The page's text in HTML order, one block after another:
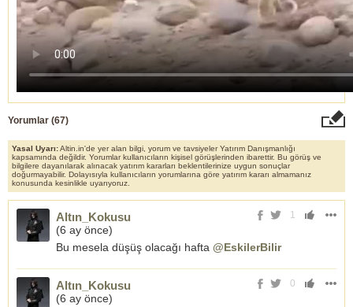
Yorumlar (67)
Yasal Uyarı:Altin.in'de yer alan bilgi, yorum ve tavsiyeler Yatırım Danışmanlığı
kapsamında değildir. Yorumlar kullanıcıların kişisel görüşlerinden ibarettir. Bu görüş ve
bilgilere dayanılarak alınacak yatırım kararları beklentilerinize uygun sonuçlar
doğurmayabilir. Dolayısıyla kullanıcıların yorumlarına göre yatırım kararı almamanız
konusunda kesinlikle uyarıyoruz.
1
Altın_Kokusu
(6 ay önce)
Bu mesela düşüş olacağı hafta @EskilerBilir
0
Altın_Kokusu
(6 ay önce)